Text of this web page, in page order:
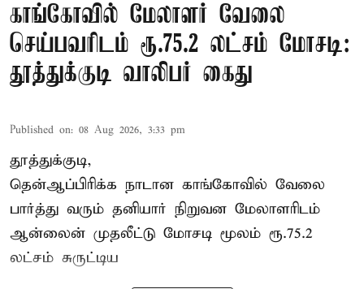
காங்கோவில் மேலாளர் வேலை
செய்பவரிடம் ரூ.75.2 லட்சம் மோசடி:
தூத்துக்குடி வாலிபர் கைது
Published on: 08 Aug 2026, 3:33 pm
தூத்துக்குடி,
தென்ஆப்பிரிக்க நாடான காங்கோவில் வேலை
பார்த்து வரும் தனியார் நிறுவன மேலாளரிடம்
ஆன்லைன் முதலீட்டு மோசடி மூலம் ரூ.75.2
லட்சம் சுருட்டிய